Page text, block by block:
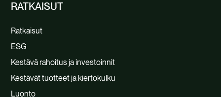
RATKAISUT
Ratkaisut
ESG
Kestävä rahoitus ja investoinnit
Kestävät tuotteet ja kiertokulku
Luonto